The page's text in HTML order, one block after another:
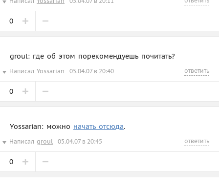
0
groul: где об этом порекомендуешь почитать?
Написал Yossarian 05.04.07 в 20:40 ответить
0
Yossarian: можно начать отсюда.
Написал groul 05.04.07 в 20:45 ответить
0